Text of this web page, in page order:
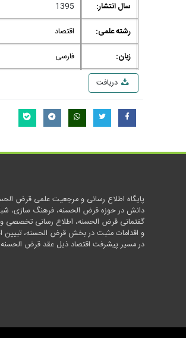
سال انتشار:
1395
رشته علمی:
اقتصاد
زبان:
فارسی
دریافت
پایگاه اطلاع رسانی و مرجعیت علمی قرض
دانش در حوزه قرض الحسنه، فرهنگ سازی،
گفتمانی قرض الحسنه، اطلاع رسانی تخصصی
و اقدامات مثبت در بخش قرض الحسنه، تبیین
در مسیر پیشرفت اقتصاد ذیل عقد قرض